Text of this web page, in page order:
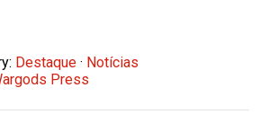
Destaque · Notícias
Press